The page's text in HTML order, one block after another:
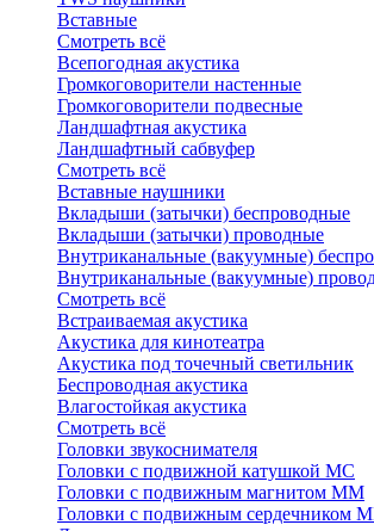
Вставные
Смотреть всё
Всепогодная акустика
Громкоговорители настенные
Громкоговорители подвесные
Ландшафтная акустика
Ландшафтный сабвуфер
Смотреть всё
Вставные наушники
Вкладыши (затычки) беспроводные
Вкладыши (затычки) проводные
Внутриканальные (вакуумные)
Внутриканальные (вакуумные)
Смотреть всё
Встраиваемая акустика
Акустика для кинотеатра
Акустика под точечный светильник
Беспроводная акустика
Влагостойкая акустика
Смотреть всё
Головки звукоснимателя
Головки с подвижной катушкой MC
Головки с подвижным магнитом ММ
Головки с подвижным сердечником